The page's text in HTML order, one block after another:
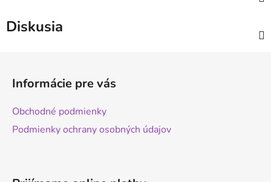
Diskusia
Informácie pre vás
Obchodné podmienky
Podmienky ochrany osobných údajov